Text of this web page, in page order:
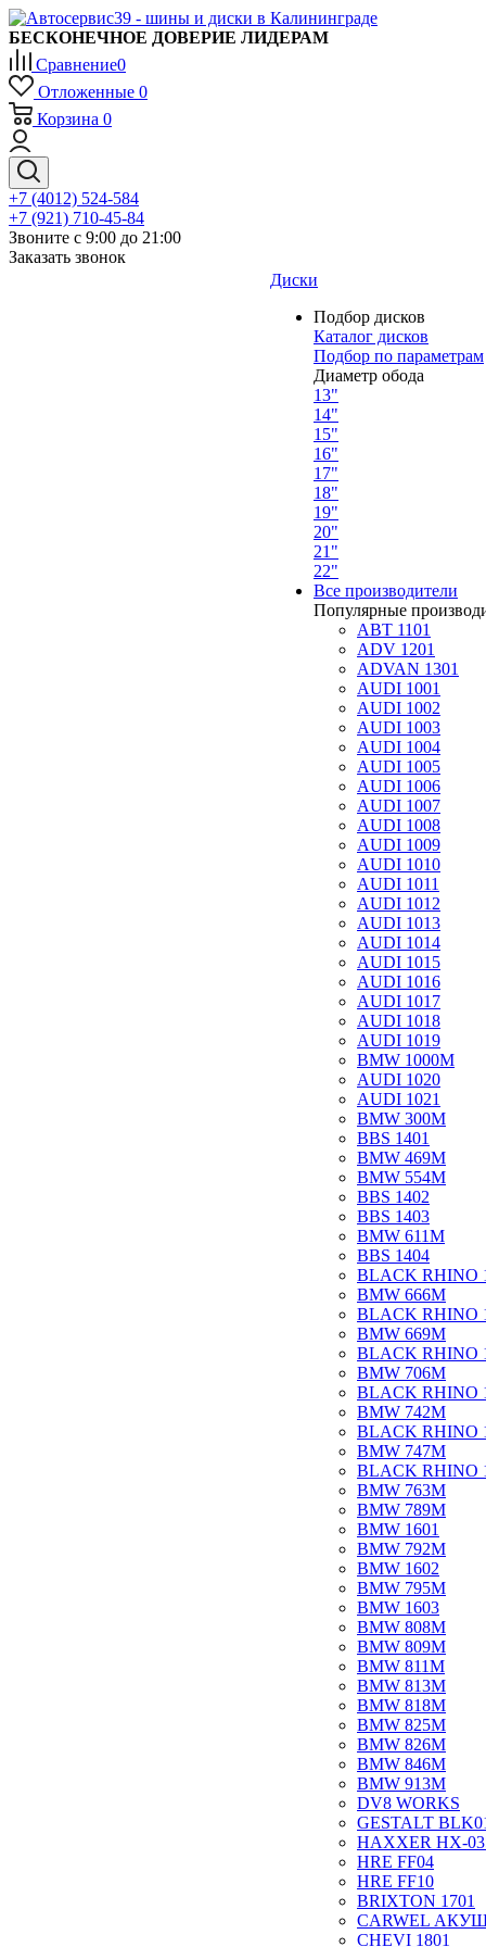
БЕСКОНЕЧНОЕ ДОВЕРИЕ ЛИДЕРАМ
Сравнение0
Отложенные 0
Корзина 0
+7 (4012) 524-584
+7 (921) 710-45-84
Звоните с 9:00 до 21:00
Заказать звонок
Диски
Подбор дисков
Каталог дисков
Подбор по параметрам
Диаметр обода
13"
14"
15"
16"
17"
18"
19"
20"
21"
22"
Все производители
Популярные
ABT 1101
ADV 1201
ADVAN 1301
AUDI 1001
AUDI 1002
AUDI 1003
AUDI 1004
AUDI 1005
AUDI 1006
AUDI 1007
AUDI 1008
AUDI 1009
AUDI 1010
AUDI 1011
AUDI 1012
AUDI 1013
AUDI 1014
AUDI 1015
AUDI 1016
AUDI 1017
AUDI 1018
AUDI 1019
BMW 1000M
AUDI 1020
AUDI 1021
BMW 300M
BBS 1401
BMW 469M
BMW 554M
BBS 1402
BBS 1403
BMW 611M
BBS 1404
BLACK RHINO
BMW 666M
BLACK RHINO
BMW 669M
BLACK RHINO
BMW 706M
BLACK RHINO
BMW 742M
BLACK RHINO
BMW 747M
BLACK RHINO
BMW 763M
BMW 789M
BMW 1601
BMW 792M
BMW 1602
BMW 795M
BMW 1603
BMW 808M
BMW 809M
BMW 811M
BMW 813M
BMW 818M
BMW 825M
BMW 826M
BMW 846M
BMW 913M
DV8 WORKS
GESTALT
HAXXER HX-
HRE FF04
HRE FF10
BRIXTON 1701
CARWEL
CHEVI 1801